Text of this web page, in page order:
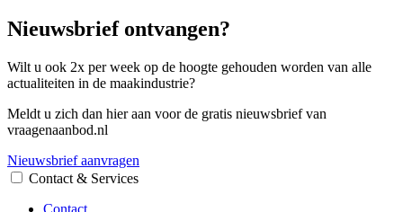
Nieuwsbrief ontvangen?
Wilt u ook 2x per week op de hoogte gehouden worden van alle
actualiteiten in de maakindustrie?
Meldt u zich dan hier aan voor de gratis nieuwsbrief van
vraagenaanbod.nl
Nieuwsbrief aanvragen
Contact & Services
Contact